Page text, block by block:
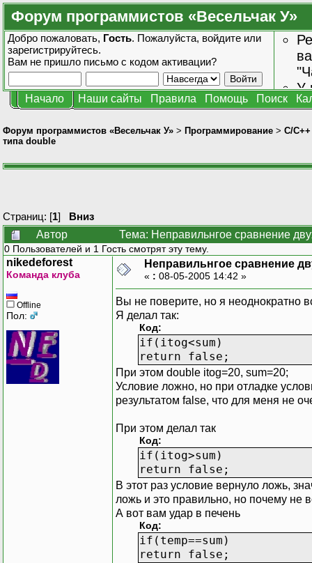
Форум программистов «Весельчак У»
Добро пожаловать, Гость. Пожалуйста, войдите или
зарегистрируйтесь.
Вам не пришло письмо с кодом активации?
У
Начало Наши сайты Правила Помощь Поиск
Форум программистов «Весельчак У» > Программирование > C/C++
типа double
Страниц: [1] Вниз
Автор
Тема: Неправильнгое сравнение
0 Пользователей и 1 Гость смотрят эту тему.
nikedeforest
Команда клуба
Offline
Пол:
Неправильнгое сравнение
« : 08-05-2005 14:42 »
Вы не поверите, но я неоднократно
Я делал так:
Код:
if(itog<sum)
return false;
При этом double itog=20, sum=20;
Условие ложно, но при отладке
результатом false, что для меня не
При этом делал так
Код:
if(itog>sum)
return false;
В этот раз условие вернуло ложь,
ложь и это правильно, но почему не
А вот вам удар в печень
Код:
if(temp==sum)
return false;